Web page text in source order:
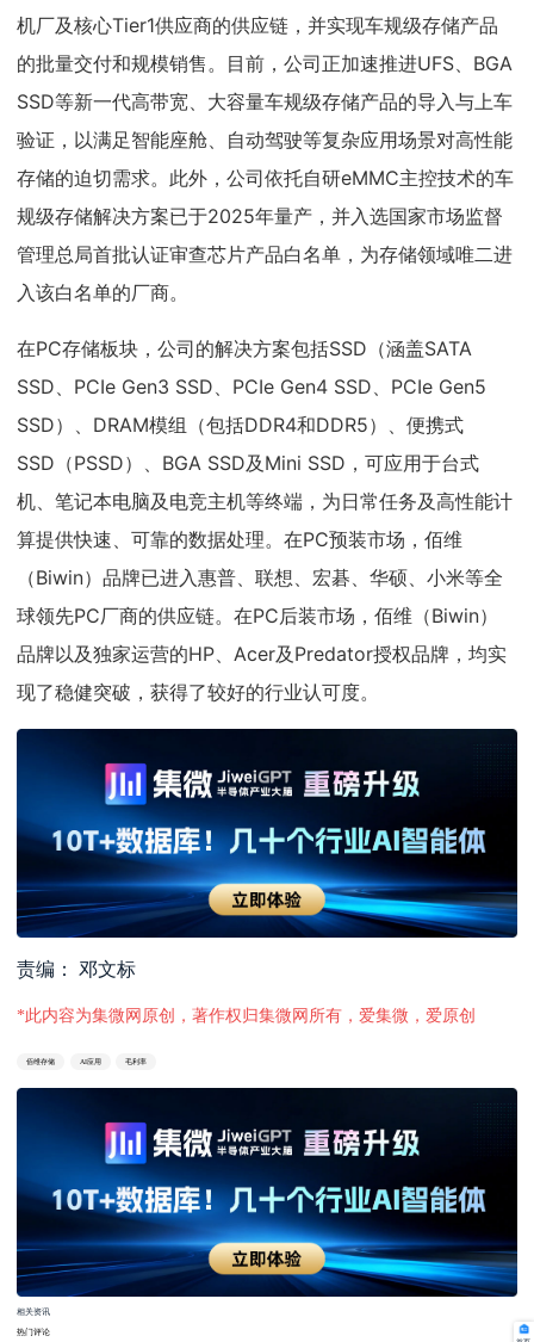
机厂及核心Tier1供应商的供应链，并实现车规级存储产品
的批量交付和规模销售。目前，公司正加速推进UFS、BGA
SSD等新一代高带宽、大容量车规级存储产品的导入与上车
验证，以满足智能座舱、自动驾驶等复杂应用场景对高性能
存储的迫切需求。此外，公司依托自研eMMC主控技术的车
规级存储解决方案已于2025年量产，并入选国家市场监督
管理总局首批认证审查芯片产品白名单，为存储领域唯二进
入该白名单的厂商。
在PC存储板块，公司的解决方案包括SSD（涵盖SATA
SSD、PCIe Gen3 SSD、PCIe Gen4 SSD、PCIe Gen5
SSD）、DRAM模组（包括DDR4和DDR5）、便携式
SSD（PSSD）、BGA SSD及Mini SSD，可应用于台式
机、笔记本电脑及电竞主机等终端，为日常任务及高性能计
算提供快速、可靠的数据处理。在PC预装市场，佰维
（Biwin）品牌已进入惠普、联想、宏碁、华硕、小米等全
球领先PC厂商的供应链。在PC后装市场，佰维（Biwin）
品牌以及独家运营的HP、Acer及Predator授权品牌，均实
现了稳健突破，获得了较好的行业认可度。
责编： 邓文标
*此内容为集微网原创，著作权归集微网所有，爱集微，爱原创
佰维存储 AI应用 毛利率
相关资讯
热门评论